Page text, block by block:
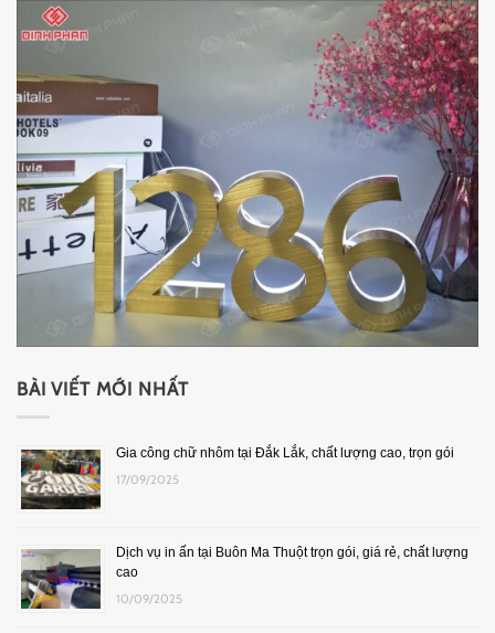
BÀI VIẾT MỚI NHẤT
Gia công chữ nhôm tại Đắk Lắk, chất lượng cao, trọn gói
17/09/2025
Dịch vụ in ấn tại Buôn Ma Thuột trọn gói, giá rẻ, chất lượng
cao
10/09/2025